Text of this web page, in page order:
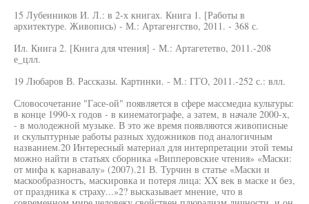
15 Лубеиников И. Л.: в 2-х книгах. Книга 1. [Работы в
архитектуре. Живопись) - М.: Артагенгство, 2011. - 368 с.
Ил. Книга 2. [Книга для чтения] - М.: Артагететво, 2011.-208
е_цлл.
19 Любаров В. Рассказы. Картинки. - М.: ГГО, 2011.-252 с.: влл.
Словосочетание "Гасе-ой" появляется в сфере массмедиа культуры:
в конце 1990-х годов - в кинематографе, а затем, в начале 2000-х,
- в молодежной музыке. В это же время появляются живописные
и скульптурные работы разных художников под аналогичным
названием.20 Интересный материал для интерпретации этой темы
можно найти в статьях сборника «Випперовские чтения» «Маски:
от мифа к карнавалу» (2007).21 В. Турчин в статье «Маски и
маскообразностъ, маскировка и потеря лица: XX век в маске и без,
от праздника к страху...»2? высказывает мнение, что в